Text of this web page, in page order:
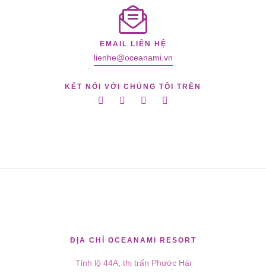
EMAIL LIÊN HỆ
lienhe@oceanami.vn
KẾT NỐI VỚI CHÚNG TÔI TRÊN
ĐỊA CHỈ OCEANAMI RESORT
Tỉnh lộ 44A, thị trấn Phước Hải